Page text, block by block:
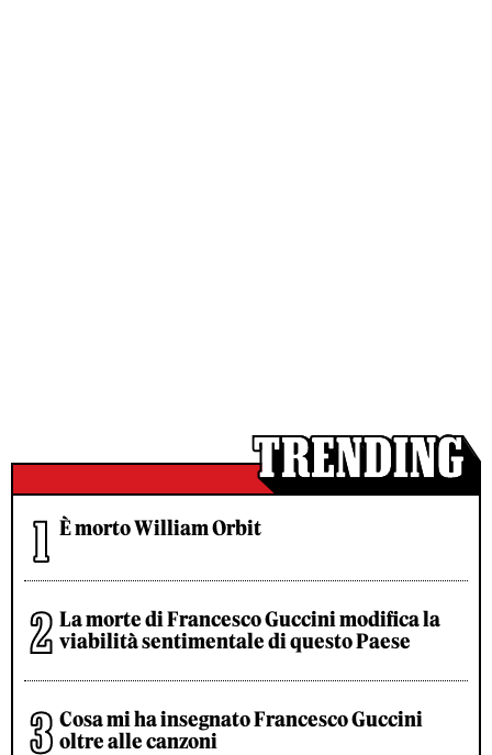
È morto William Orbit
La morte di Francesco Guccini modifica la
viabilità sentimentale di questo Paese
Cosa mi ha insegnato Francesco Guccini
oltre alle canzoni